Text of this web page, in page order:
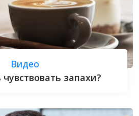
Видео
запахи?